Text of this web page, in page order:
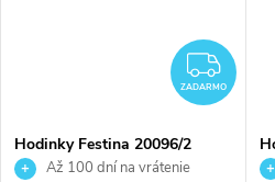
ZADARMO
Hodinky Festina 20096/2
Až 100 dní na vrátenie